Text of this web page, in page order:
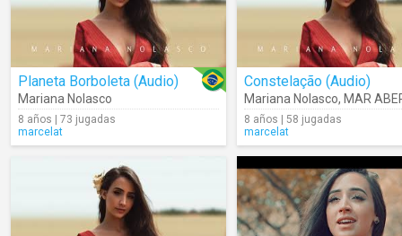
Planeta Borboleta (Audio)
Mariana Nolasco
8 años | 73 jugadas
marcelat
Constelação (Audio)
Mariana Nolasco, MAR
8 años | 58 jugadas
marcelat